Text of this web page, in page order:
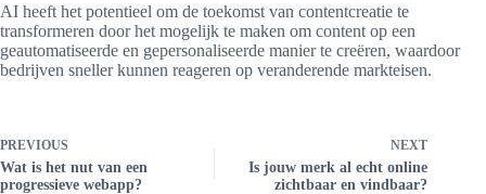
AI heeft het potentieel om de toekomst van contentcreatie te
transformeren door het mogelijk te maken om content op een
geautomatiseerde en gepersonaliseerde manier te creëren, waardoor
bedrijven sneller kunnen reageren op veranderende markteisen.
PREVIOUS
Wat is het nut van een
progressieve webapp?
NEXT
Is jouw merk al echt online
zichtbaar en vindbaar?